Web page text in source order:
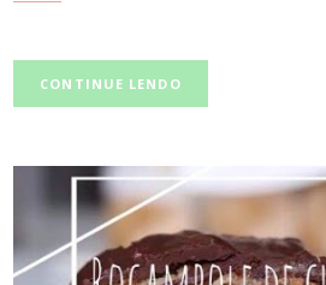
CONTINUE LENDO
thumbnail